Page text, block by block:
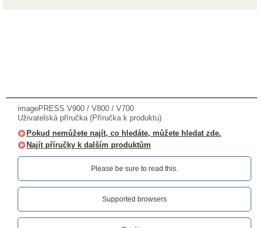
imagePRESS V900 / V800 / V700
Uživatelská příručka (Příručka k produktu)
Pokud nemůžete najít, co hledáte, můžete hledat zde.
Najít příručky k dalším produktům
Please be sure to read this.‎
Supported browsers